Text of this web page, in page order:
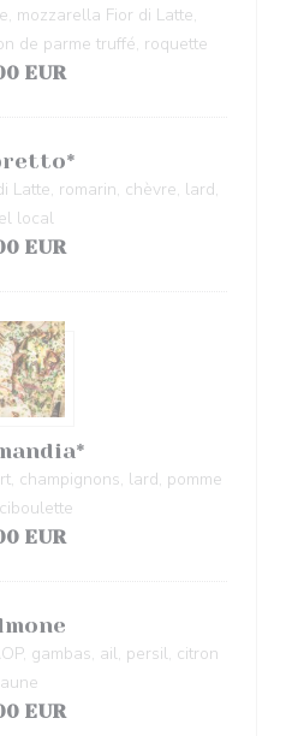
mozzarella Fior di Latte,
de parme truffé, roquette
EUR
Latte, romarin, chèvre, lard,
local
EUR
champignons, lard, pomme
EUR
gambas, ail, persil, citron
EUR